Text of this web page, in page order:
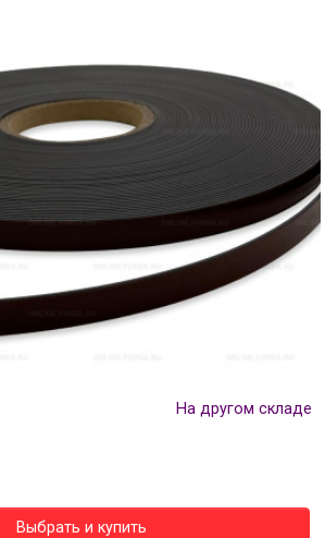
На другом складе
Выбрать и купить